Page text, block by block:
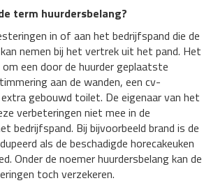
term huurdersbelang?
in of aan het bedrijfspand die de
nemen bij het vertrek uit het pand. Het
een door de huurder geplaatste
aan de wanden, een cv-
gebouwd toilet. De eigenaar van het
verbeteringen niet mee in de
bedrijfspand. Bij bijvoorbeeld brand is de
als de beschadigde horecakeuken
Onder de noemer huurdersbelang kan de
toch verzekeren.